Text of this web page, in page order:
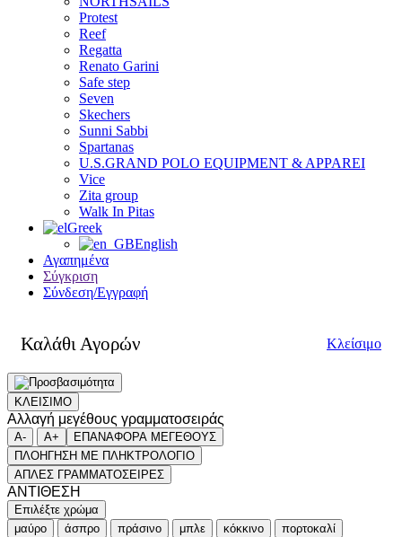
Protest
Reef
Regatta
Renato Garini
Safe step
Seven
Skechers
Sunni Sabbi
Spartanas
U.S.GRAND POLO EQUIPMENT & APPAREI
Vice
Zita group
Walk In Pitas
Greek
English
Αγαπημένα
Σύγκριση
Σύνδεση/Εγγραφή
Καλάθι Αγορών Κλείσιμο
ΚΛΕΙΣΙΜΟ
Αλλαγή μεγέθους γραμματοσειράς
A- A+
ΕΠΑΝΑΦΟΡΑ ΜΕΓΕΘΟΥΣ
ΠΛΟΗΓΗΣΗ ΜΕ ΠΛΗΚΤΡΟΛΟΓΙΟ
ΑΠΛΕΣ ΓΡΑΜΜΑΤΟΣΕΙΡΕΣ
ΑΝΤΙΘΕΣΗ
Επιλέξτε χρώμα
μαύρο
άσπρο πράσινο μπλε κόκκινο πορτοκαλί